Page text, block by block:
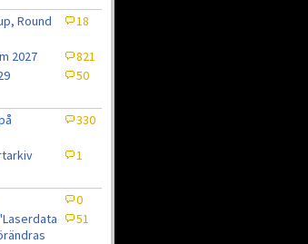
Round
18
2027
821
50
330
1
0
51